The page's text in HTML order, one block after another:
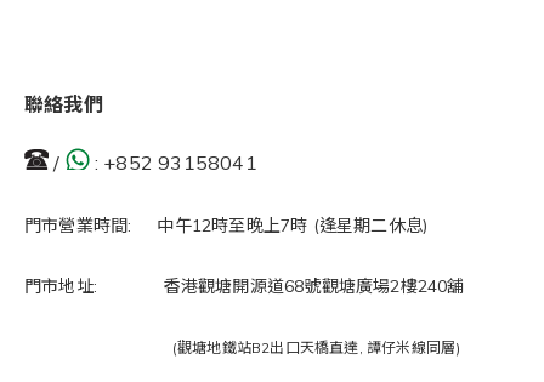
聯絡我們
/ : +852 93158041
門市營業時間: 中午12時至晚上7時 (逢星期二休息)
門市地址: 香港觀塘開源道68號觀塘廣場2樓240舖
(觀塘地鐵站B2出口天橋直達, 譚仔米線同層)